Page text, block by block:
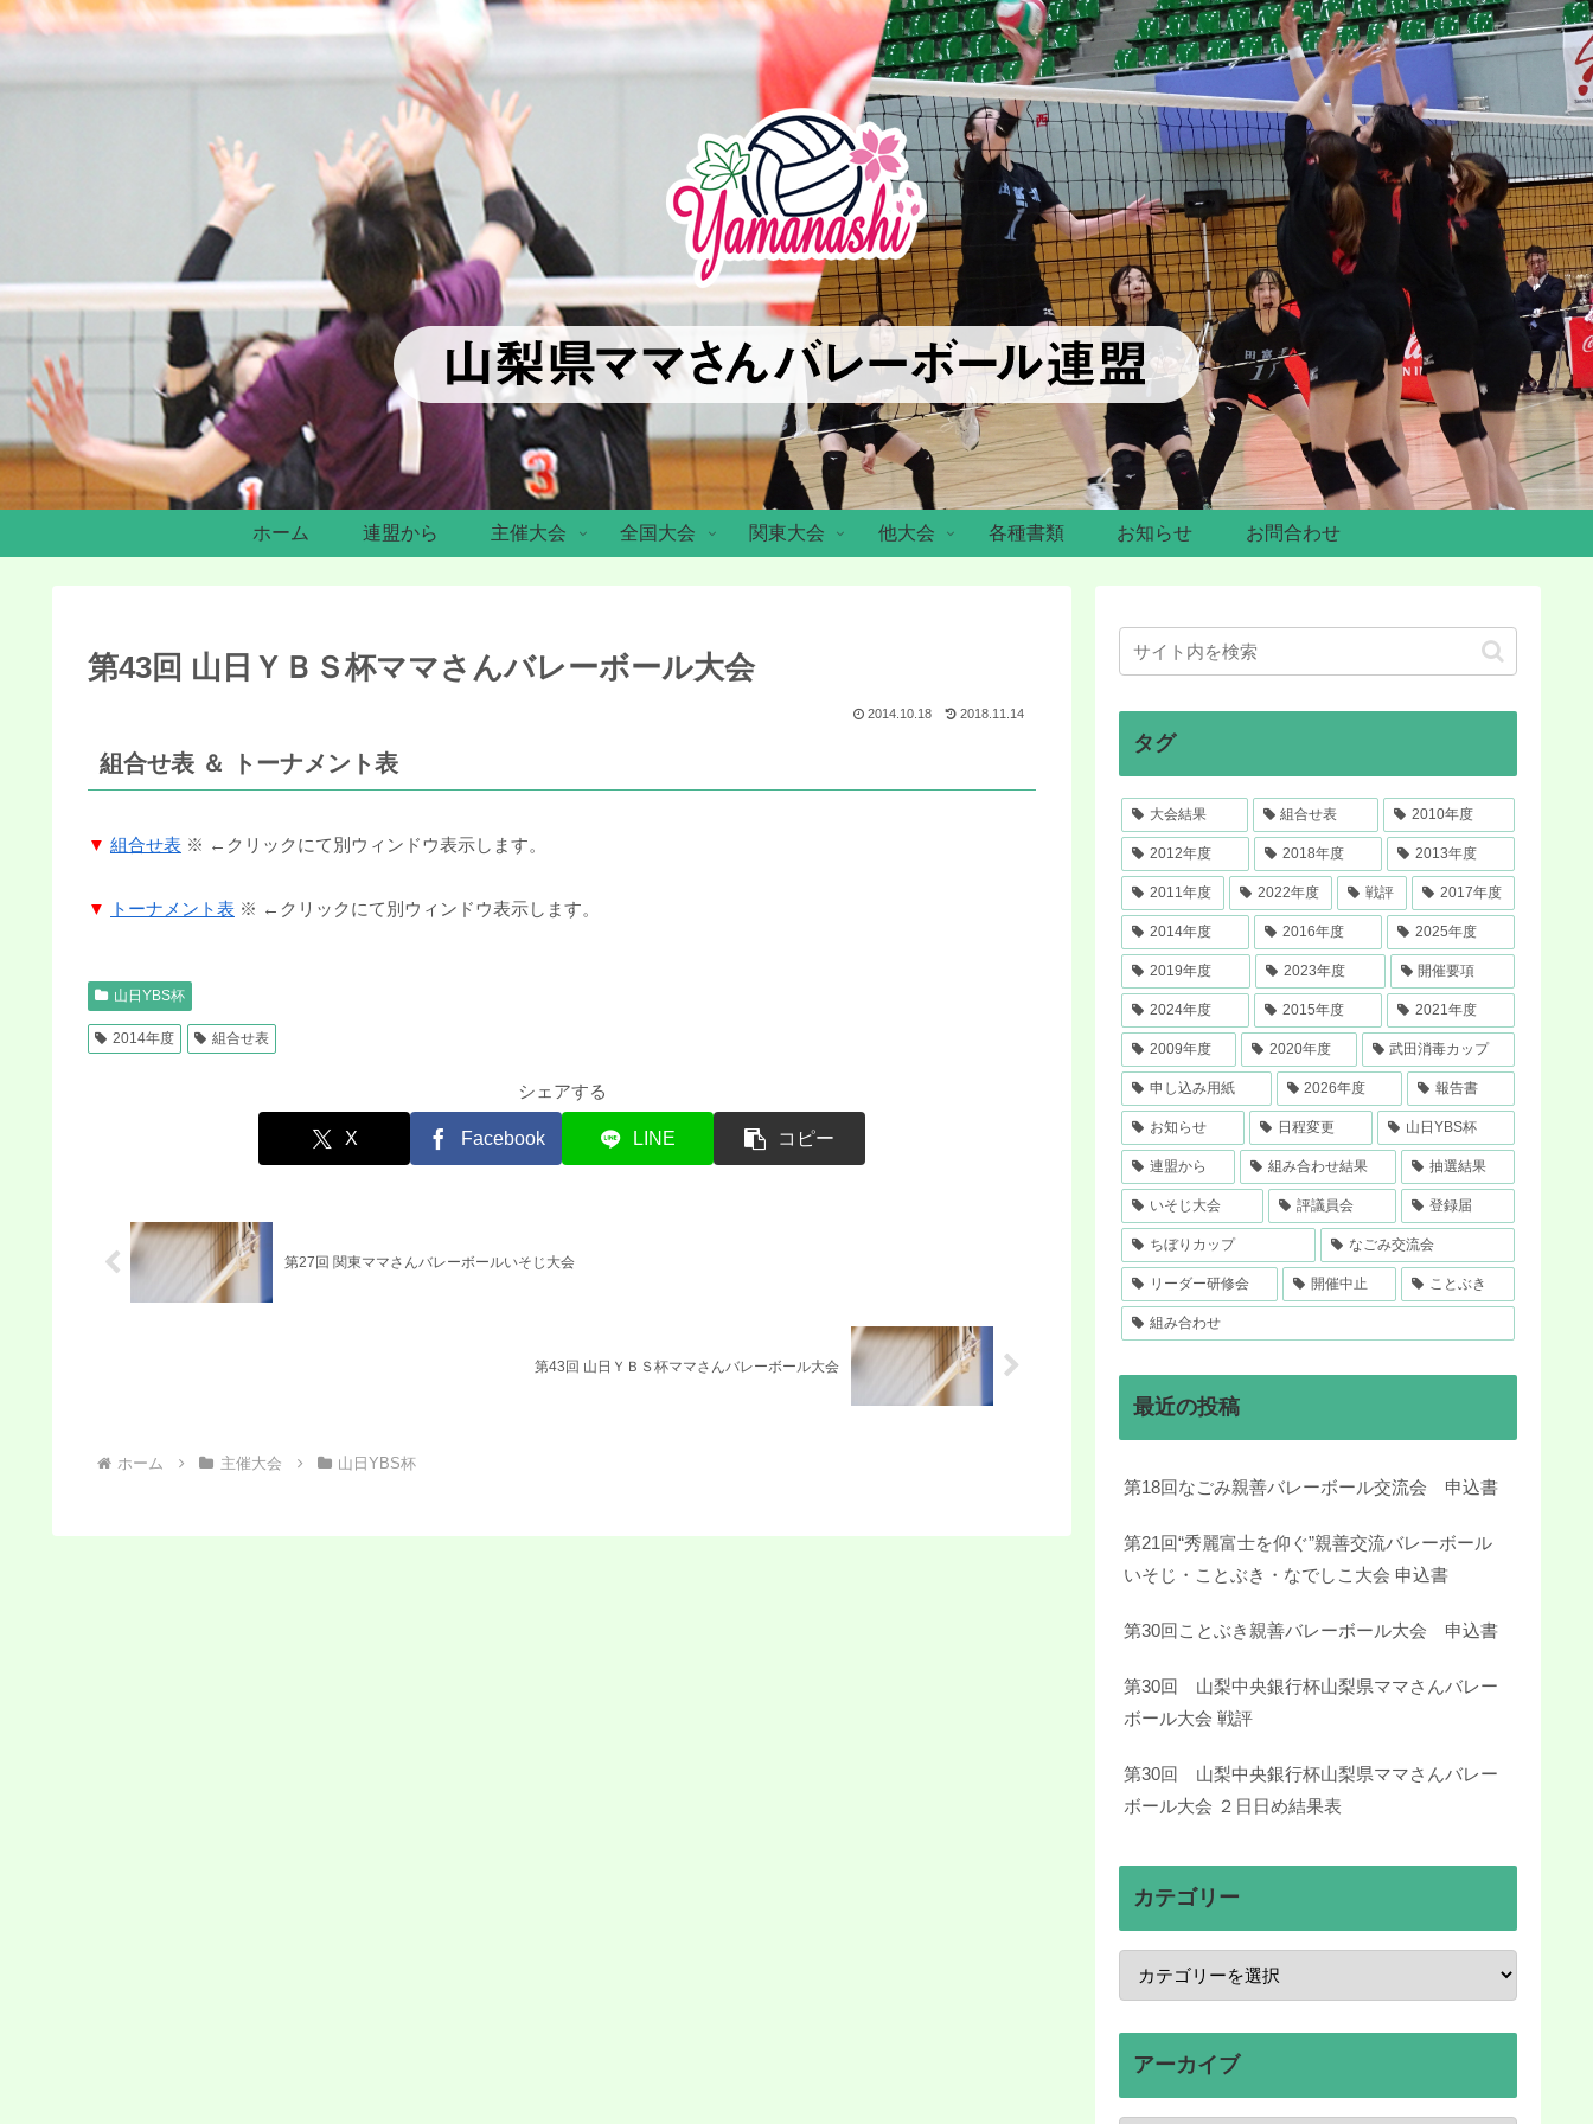
ホーム 連盟から 主催大会 全国大会 関東大会 他大会 各種書類 お知らせ お問合わせ
第43回 山日ＹＢＳ杯ママさんバレーボール大会
2014.10.18 2018.11.14
組合せ表 ＆ トーナメント表
▼ 組合せ表 ※ ←クリックにて別ウィンドウ表示します。
▼ トーナメント表 ※ ←クリックにて別ウィンドウ表示します。
山日YBS杯
2014年度 組合せ表
シェアする
X Facebook LINE コピー
第27回 関東ママさんバレーボールいそじ大会
第43回 山日ＹＢＳ杯ママさんバレーボール大会
ホーム 主催大会 山日YBS杯
タグ
大会結果 組合せ表 2010年度
2012年度 2018年度 2013年度
2011年度 2022年度 戦評 2017年度
2014年度 2016年度 2025年度
2019年度 2023年度 開催要項
2024年度 2015年度 2021年度
2009年度 2020年度 武田消毒カップ
申し込み用紙 2026年度 報告書
お知らせ 日程変更 山日YBS杯
連盟から 組み合わせ結果 抽選結果
いそじ大会 評議員会 登録届
ちぼりカップ なごみ交流会
リーダー研修会 開催中止 ことぶき
組み合わせ
最近の投稿
第18回なごみ親善バレーボール交流会 申込書
第21回“秀麗富士を仰ぐ”親善交流バレーボール
いそじ・ことぶき・なでしこ大会 申込書
第30回ことぶき親善バレーボール大会 申込書
第30回 山梨中央銀行杯山梨県ママさんバレー
ボール大会 戦評
第30回 山梨中央銀行杯山梨県ママさんバレー
ボール大会 ２日日め結果表
カテゴリー
アーカイブ